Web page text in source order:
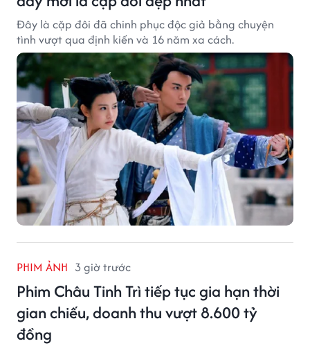
Đây là cặp đôi đã chinh phục độc giả bằng chuyện
tình vượt qua định kiến và 16 năm xa cách.
PHIM ẢNH 3 giờ trước
Phim Châu Tinh Trì tiếp tục gia hạn thời
gian chiếu, doanh thu vượt 8.600 tỷ
đồng